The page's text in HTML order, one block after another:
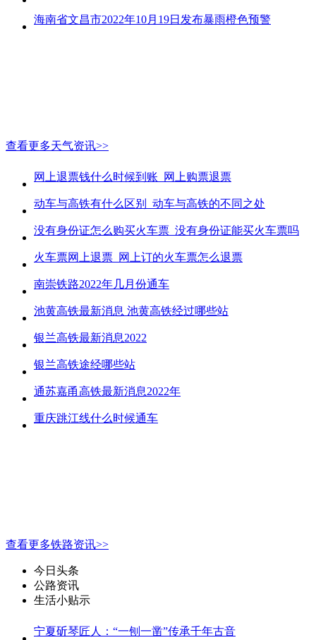
海南省文昌市2022年10月19日发布暴雨橙色预警
查看更多天气资讯>>
网上退票钱什么时候到账_网上购票退票
动车与高铁有什么区别_动车与高铁的不同之处
没有身份证怎么购买火车票_没有身份证能买火车票吗
火车票网上退票_网上订的火车票怎么退票
南崇铁路2022年几月份通车
池黄高铁最新消息 池黄高铁经过哪些站
银兰高铁最新消息2022
银兰高铁途经哪些站
通苏嘉甬高铁最新消息2022年
重庆跳江线什么时候通车
查看更多铁路资讯>>
今日头条
公路资讯
生活小贴示
宁夏斫琴匠人：“一刨一凿”传承千年古音